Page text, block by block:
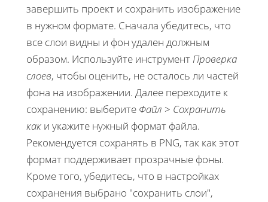
завершить проект и сохранить изображение
в нужном формате. Сначала убедитесь, что
все слои видны и фон удален должным
образом. Используйте инструмент Проверка
слоев, чтобы оценить, не осталось ли частей
фона на изображении. Далее переходите к
сохранению: выберите Файл > Сохранить
как и укажите нужный формат файла.
Рекомендуется сохранять в PNG, так как этот
формат поддерживает прозрачные фоны.
Кроме того, убедитесь, что в настройках
сохранения выбрано "сохранить слои",